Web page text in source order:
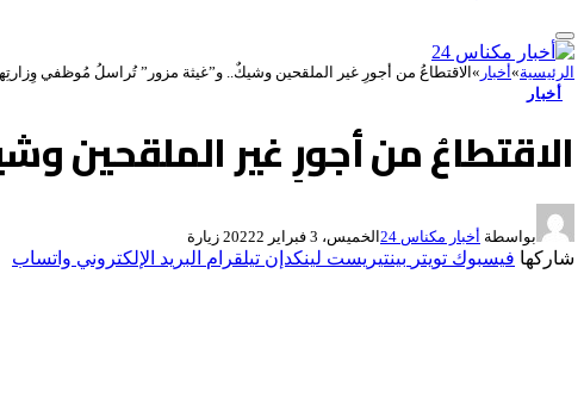
الرئيسية»أخبار »الاقتطاعُ من أجورِ غير الملقحين وشيكٌ.. و”غيثة مزور” تُراسلُ مُوظفي
أخبار
الاقتطاعُ من أجورِ غير الملقحين
بواسطة أخبار مكناس 24 الخميس، 3 فبراير 2022 2 زيارة
شاركها فيسبوك تويتر بينتيريست لينكدإن تيلقرام البريد الإلكتروني واتساب